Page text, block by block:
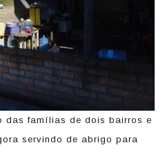
das famílias de dois bairros e
servindo de abrigo para